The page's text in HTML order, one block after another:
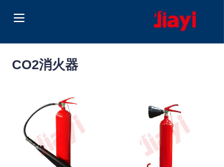
CO2消火器
Solutions
ブログ